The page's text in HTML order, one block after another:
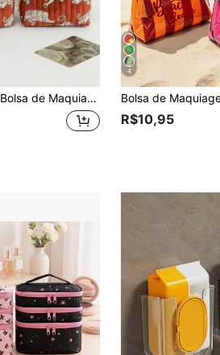
Bolsa de Maquiagem Vermelha de Grande Capacidade, Bolsa de Viagem com Tema Animal Padrão de Tigre, Clutch Elegante de Alta Qualidade, Bolsa de Higiene Pessoal Portátil com Zíper, Bolsa de Armazenamento Portátil, Essencial de Viagem, Suprimentos de Volta às Aulas, Conjunto de Bolsa de Maquiagem de Tecido Macio Acolchoado, Carteira e Bolsa Feminina da Moda, Adequado para Casa, Viagem, Férias e Escola, Essencial do Quarto, Presente de Madrinha, Presente do Dia das Mães, Presente de Aniversário. (Padrão Aleatório)
4
R$10,95